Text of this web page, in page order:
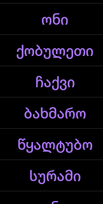
ონი
ქობულეთი
ჩაქვი
ბახმარო
წყალტუბო
სურამი